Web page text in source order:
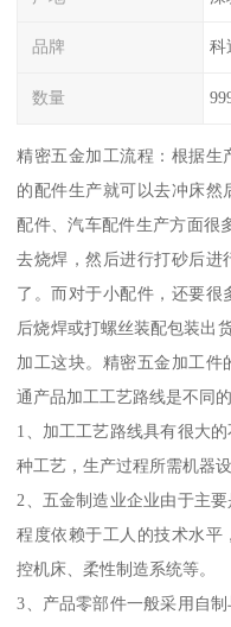
品牌 科
数量
精密五金加工流程：根据生
的配件生产就可以去冲床然
配件、汽车配件生产方面很
去烧焊，然后进行打砂后进
了。而对于小配件，还要很
后烧焊或打螺丝装配包装
加工这块。精密五金加工件
通产品加工工艺路线是不同的
1、加工工艺路线具有很大
种工艺，生产过程所需机器
2、五金制造业企业由于主
程度依赖于工人的技术水平
控机床、柔性制造系统等。
3、产品零部件一般采用自